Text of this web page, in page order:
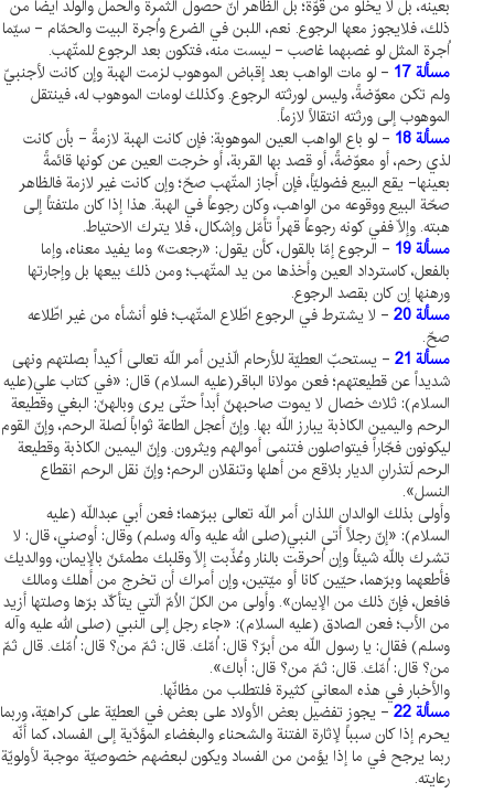
بعينه، بل لا يخلو من قوّة؛ بل الظاهر أنّ حصول الثمرة والحمل والولد أيضاً من
ذلك، فلايجوز معها الرجوع. نعم، اللبن في الضرع واُجرة البيت والحمّام - سيّما
اُجرة المثل لو غصبهما غاصب - ليست منه، فتكون بعد الرجوع للمتّهب.
مسألة 17
- لو مات الواهب بعد إقباض الموهوب لزمت الهبة وإن كانت لأجنبيّ
ولم تكن معوّضةً، وليس لورثته الرجوع. وكذلك لومات الموهوب له، فينتقل
الموهوب إلى ورثته انتقالاً لازماً.
مسألة 18
- لو باع الواهب العين الموهوبة: فإن كانت الهبة لازمةً - بأن كانت
لذي رحم، أو معوّضةً، أو قصد بها القربة، أو خرجت العين عن كونها قائمةً
بعينها- يقع البيع فضوليّاً، فإن أجاز المتّهب صحّ؛ وإن كانت غير لازمة فالظاهر
صحّة البيع ووقوعه من الواهب، وكان رجوعاً في الهبة. هذا إذا كان ملتفتاً إلى
هبته. وإلّا ففي كونه رجوعاً قهراً تأمّل وإشكال، فلا يترك الاحتياط.
مسألة 19
- الرجوع إمّا بالقول، كأن يقول: «رجعت» وما يفيد معناه، وإما
بالفعل، كاسترداد العين وأخذها من يد المتّهب؛ ومن ذلك بيعها بل وإجارتها
ورهنها إن كان بقصد الرجوع.
مسألة 20
- لا يشترط في الرجوع اطّلاع المتّهب؛ فلو أنشأه من غير اطّلاعه
صحّ.
مسألة 21
- يستحبّ العطيّة للأرحام الّذين أمر اللّه تعالى أكيداً بصلتهم ونهى
شديداً عن قطيعتهم؛ فعن مولانا الباقر(عليه السلام) قال: «في كتاب علي(عليه
السلام): ثلاث خصال لا يموت صاحبهنّ أبداً حتّى يرى وبالهنّ: البغي وقطيعة
الرحم واليمين الكاذبة يبارز اللّه بها. وإنّ أعجل الطاعة ثواباً لَصلة الرحم، وإنّ القوم
ليكونون فجّاراً فيتواصلون فتنمى أموالهم ويثرون. وإنّ اليمين الكاذبة وقطيعة
الرحم لَتذرانِ الديار بلاقع من أهلها وتنقلان الرحم؛ وإنّ نقل الرحم انقطاع
النسل».
وأولى بذلك الوالدان اللذان أمر اللّه تعالى ببرّهما؛ فعن أبي عبداللّه (عليه
السلام): «إنّ رجلاً أتى النبي(صلى الله عليه وآله وسلم) وقال: أوصني، قال: لا
تشرك باللّه شيئاً وإن اُحرقت بالنار وعُذّبت إلّا وقلبك مطمئنّ بالإيمان، ووالديك
فأطعهما وبرّهما، حيّين كانا أو ميّتين، وإن أمراك أن تخرج من أهلك ومالك
فافعل، فإنّ ذلك من الإيمان». وأولى من الكلّ الاُمّ الّتي يتأكّد برّها وصلتها أزيد
من الأب؛ فعن الصادق (عليه السلام): «جاء رجل إلى النبي (صلى الله عليه وآله
وسلم) فقال: يا رسول اللّه من أبرّ؟ قال: اُمّك. قال: ثمّ من؟ قال: اُمّك. قال ثمّ
من؟ قال: اُمّك. قال: ثمّ من؟ قال: أباك».
والأخبار في هذه المعاني كثيرة فلتطلب من مظانّها.
مسألة 22
- يجوز تفضيل بعض الأولاد على بعض في العطيّة على كراهيّة، وربما
يحرم إذا كان سبباً لإثارة الفتنة والشحناء والبغضاء المؤدّية إلى الفساد، كما أنّه
ربما يرجح في ما إذا يؤمن من الفساد ويكون لبعضهم خصوصيّة موجبة لأولويّة
رعايته.